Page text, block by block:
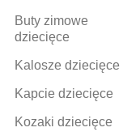
Buty zimowe
dziecięce
Kalosze dziecięce
Kapcie dziecięce
Kozaki dziecięce